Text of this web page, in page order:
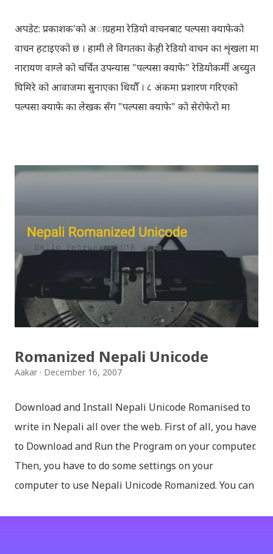
अपडेट: प्रकाशक'को अाग्रहमा रेडियो वाचनबाट पल्पसा क्याफेको
वाचन हटाइएको छ । हामी ले विगतका केही रेडियो वाचन का शृंखला मा
नारायण वाग्ले को चर्चित उपन्यास "पल्पसा क्याफे" रेडियोकर्मी अच्युत
घिमिरे को आवाजमा सुनाएका थियौँ । ८ अंकमा प्रशारण गरिएको
पल्पसा क्याफे का लेखक सँग "पल्पसा क्याफे" को सेरोफेरो मा
भेटिएको खण्डमा हामी अवश्य पनि राख्ने नै छौँ । हामीले भनिरहनुपर्दैन,
उपलब्ध गराइदिनुहुने अच्युत घिमिरेलाई धेरै धेरै धन्यवाद । पल्पसा
क्याफे त सुनिसकियो, तर यहाँहरु ले पल्पसा क्याफेलाई कसरी
मुल्यांङ्कन गर्नुभयो थाहा छैन । खैर कुरो जेसुकै होस्, आज यहाँ म केही
साथिहरुको ब्लगमा प्रकाशित "पल्पसा क्याफे" बारे गरिएको
टिप्पणीहरु सहित उपस्थित भएको छु । साथिहरुको ब्लगमा प्रकाशित
भइसकेका कुराहरुलाई एकै ठाउँमा समेट्न...
Romanized Nepali Unicode
Aakar December 16, 2007
Download and Install Nepali Unicode Romanised to
write in Nepali all over the web. First of all, you have
to Download and Run the Program on your computer.
Then, you have to do some settings on your
computer to use Nepali Unicode Romanized. You can